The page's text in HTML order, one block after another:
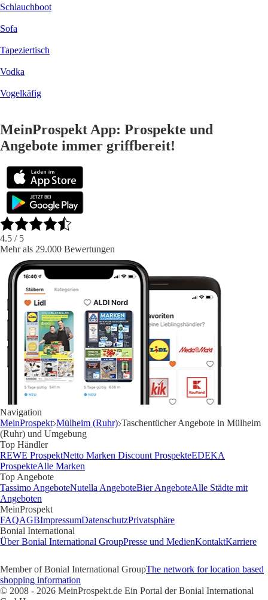
Schlauchboot
Sofa
Tapeziertisch
Vodka
Vogelkäfig
MeinProspekt App: Prospekte und
Angebote immer griffbereit!
4.5 / 5
Mehr als 29.000 Bewertungen
Navigation
MeinProspekt Mülheim (Ruhr) Taschentücher Angebote in Mülheim
(Ruhr) und Umgebung
Top Händler
REWE ProspektNetto Marken Discount ProspekteEDEKA
ProspekteAlle Marken
Top Angebote
Tassimo AngeboteNutella AngeboteBier AngeboteAlle Städte mit
Angeboten
MeinProspekt
FAQAGBImpressumDatenschutzPrivatsphäre
Bonial International
Über Bonial International GroupPresse und MedienKontaktKarriere
Member of Bonial International GroupThe network for location based
shopping information
© 2008 - 2026 MeinProspekt.de Ein Portal der Bonial International